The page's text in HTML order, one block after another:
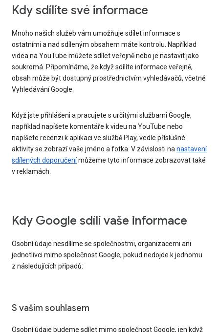
Kdy sdílíte své informace
Mnoho našich služeb vám umožňuje sdílet informace s
ostatními a nad sdíleným obsahem máte kontrolu. Například
videa na YouTube můžete sdílet veřejně nebo je nastavit jako
soukromá. Připomínáme, že když sdílíte informace veřejně,
obsah může být dostupný prostřednictvím vyhledávačů, včetně
Vyhledávání Google.
Když jste přihlášeni a pracujete s určitými službami Google,
například napíšete komentáře k videu na YouTube nebo
napíšete recenzi k aplikaci ve službě Play, vedle příslušné
aktivity se zobrazí vaše jméno a fotka. V závislosti na nastavení
sdílených doporučenímůžeme tyto informace zobrazovat také
v reklamách.
Kdy Google sdílí vaše informace
Osobní údaje nesdílíme se společnostmi, organizacemi ani
jednotlivci mimo společnost Google, pokud nedojde k jednomu
z následujících případů:
S vaším souhlasem
Osobní údaje budeme sdílet mimo společnost Google, jen když